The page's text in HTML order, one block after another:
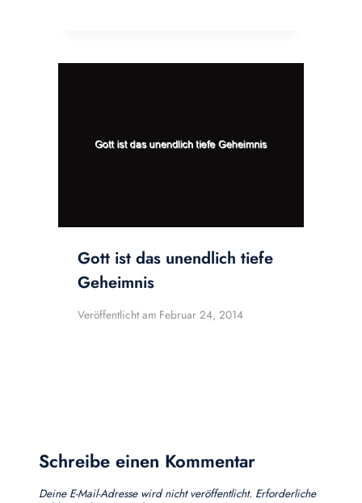
Gott ist das unendlich tiefe
Geheimnis
Veröffentlicht am Februar 24, 2014
Schreibe einen Kommentar
Deine E-Mail-Adresse wird nicht veröffentlicht. Erforderliche